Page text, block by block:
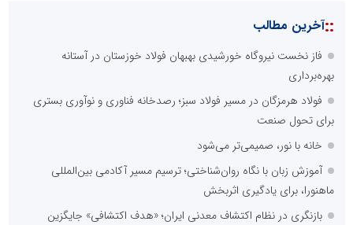
::آخرین مطالب
فاز نخست نیروگاه خورشیدی بهبهان فولاد خوزستان در آستانه
بهره‌برداری
فولاد هرمزگان در مسیر فولاد سبز؛ رصدخانه فناوری و نوآوری بستری
برای تحول صنعت
خانه با نور، صمیمی‌تر می‌شود
آموزش زبان با نگاه روان‌شناختی؛ ترسیم مسیر آکادمی بین‌المللی
ماهنورا، برای یادگیری اثربخش
بازنگری در نظام اکتشاف معدنی ایران؛ «هدف اکتشافی» جایگزین